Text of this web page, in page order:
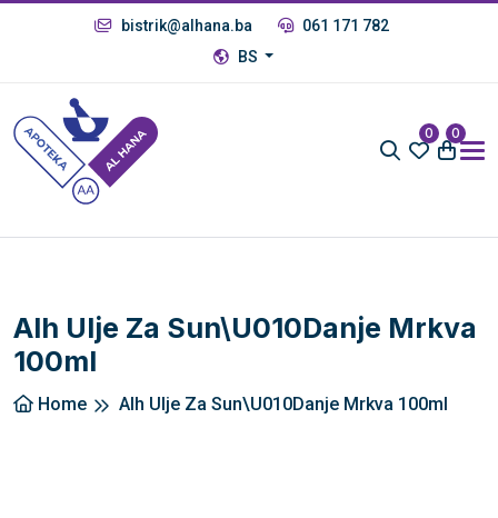
bistrik@alhana.ba
061 171 782
BS
0 0
Alh Ulje Za Sun\u010Danje Mrkva
100ml
Home Alh Ulje Za Sun\u010Danje Mrkva 100ml